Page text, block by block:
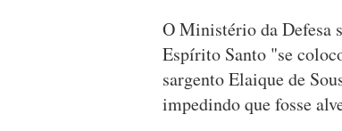
O Ministério da Defesa
Espírito Santo "se
sargento Elaique de
impedindo que fosse